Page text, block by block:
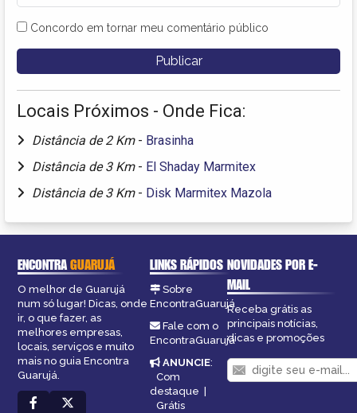
Concordo em tornar meu comentário público
Locais Próximos - Onde Fica:
Distância de 2 Km - Brasinha
Distância de 3 Km - El Shaday Marmitex
Distância de 3 Km - Disk Marmitex Mazola
ENCONTRAGUARUJÁ
O melhor de Guarujá
num só lugar! Dicas, onde
ir, o que fazer, as
melhores empresas,
locais, serviços e muito
mais no guia Encontra
Guarujá.
LINKS RÁPIDOS
Sobre
EncontraGuarujá
Fale com o
EncontraGuarujá
ANUNCIE:
Com
destaque
Grátis
NOVIDADES POR E-
MAIL
Receba grátis as
principais notícias,
dicas e promoções